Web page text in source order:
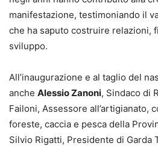
manifestazione, testimoniando il
che ha saputo costruire relazioni,
sviluppo.
All’inaugurazione e al taglio del
anche Alessio Zanoni, Sindaco di
Failoni, Assessore all’artigianato,
foreste, caccia e pesca della
Silvio Rigatti, Presidente di Garda